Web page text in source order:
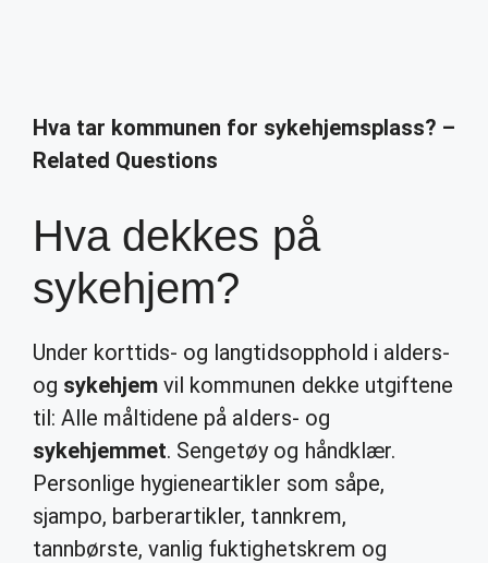
Hva tar kommunen for sykehjemsplass? –
Related Questions
Hva dekkes på
sykehjem?
Under korttids- og langtidsopphold i alders-
og sykehjem vil kommunen dekke utgiftene
til: Alle måltidene på alders- og
sykehjemmet. Sengetøy og håndklær.
Personlige hygieneartikler som såpe,
sjampo, barberartikler, tannkrem,
tannbørste, vanlig fuktighetskrem og